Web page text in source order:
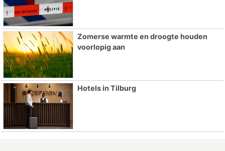
Zomerse warmte en droogte houden
voorlopig aan
Hotels in Tilburg